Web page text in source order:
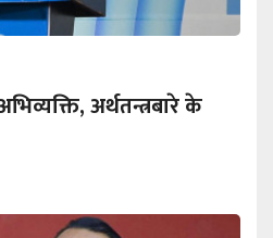
अर्थतन्त्रबारे के